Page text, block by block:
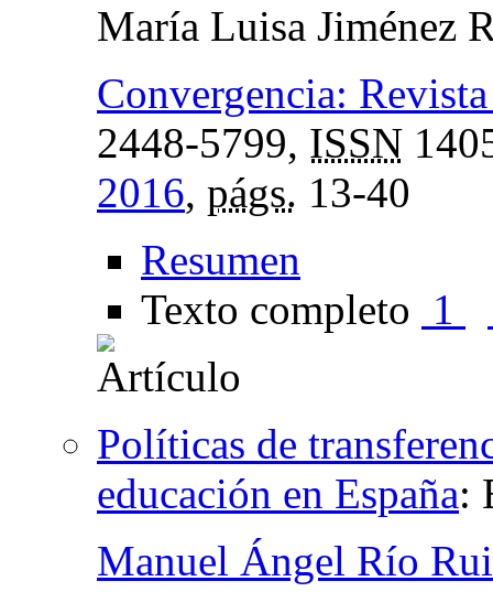
María Luisa Jiménez
Convergencia:
2448-5799, ISSN
2016, págs. 13-40
Resumen
Texto completo 1
Políticas de
educación en España:
Manuel Ángel Río